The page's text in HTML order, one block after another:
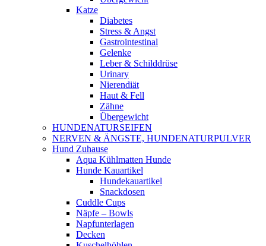
Katze
Diabetes
Stress & Angst
Gastrointestinal
Gelenke
Leber & Schilddrüse
Urinary
Nierendiät
Haut & Fell
Zähne
Übergewicht
HUNDENATURSEIFEN
NERVEN & ÄNGSTE, HUNDENATURPULVER
Hund Zuhause
Aqua Kühlmatten Hunde
Hunde Kauartikel
Hundekauartikel
Snackdosen
Cuddle Cups
Näpfe – Bowls
Napfunterlagen
Decken